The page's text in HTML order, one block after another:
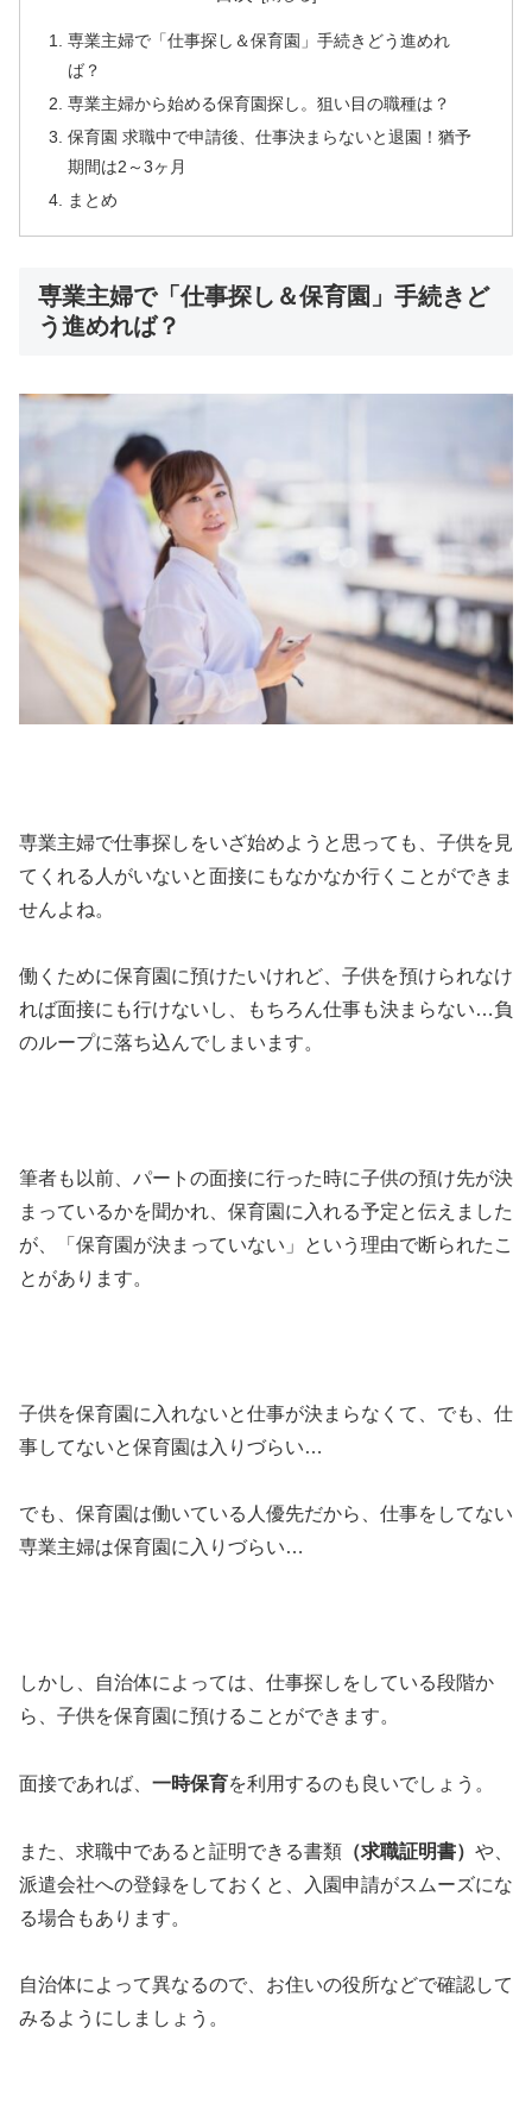
専業主婦で「仕事探し＆保育園」手続きどう進めれ
ば？
専業主婦から始める保育園探し。狙い目の職種は？
保育園 求職中で申請後、仕事決まらないと退園！猶予
期間は2～3ヶ月
まとめ
専業主婦で「仕事探し＆保育園」手続きど
う進めれば？
専業主婦で仕事探しをいざ始めようと思っても、子供を見
てくれる人がいないと面接にもなかなか行くことができま
せんよね。
働くために保育園に預けたいけれど、子供を預けられなけ
れば面接にも行けないし、もちろん仕事も決まらない…負
のループに落ち込んでしまいます。
筆者も以前、パートの面接に行った時に子供の預け先が決
まっているかを聞かれ、保育園に入れる予定と伝えました
が、「保育園が決まっていない」という理由で断られたこ
とがあります。
子供を保育園に入れないと仕事が決まらなくて、でも、仕
事してないと保育園は入りづらい…
でも、保育園は働いている人優先だから、仕事をしてない
専業主婦は保育園に入りづらい…
しかし、自治体によっては、仕事探しをしている段階か
ら、子供を保育園に預けることができます。
面接であれば、 一時保育を利用するのも良いでしょう。
また、求職中であると証明できる書類 （求職証明書） や、
派遣会社への登録をしておくと、入園申請がスムーズにな
る場合もあります。
自治体によって異なるので、お住いの役所などで確認して
みるようにしましょう。